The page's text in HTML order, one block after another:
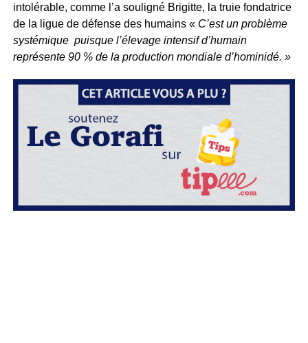
intolérable, comme l’a souligné Brigitte, la truie fondatrice
de la ligue de défense des humains « C’est un problème
systémique puisque l’élevage intensif d’humain
représente 90 % de la production mondiale d’hominidé. »